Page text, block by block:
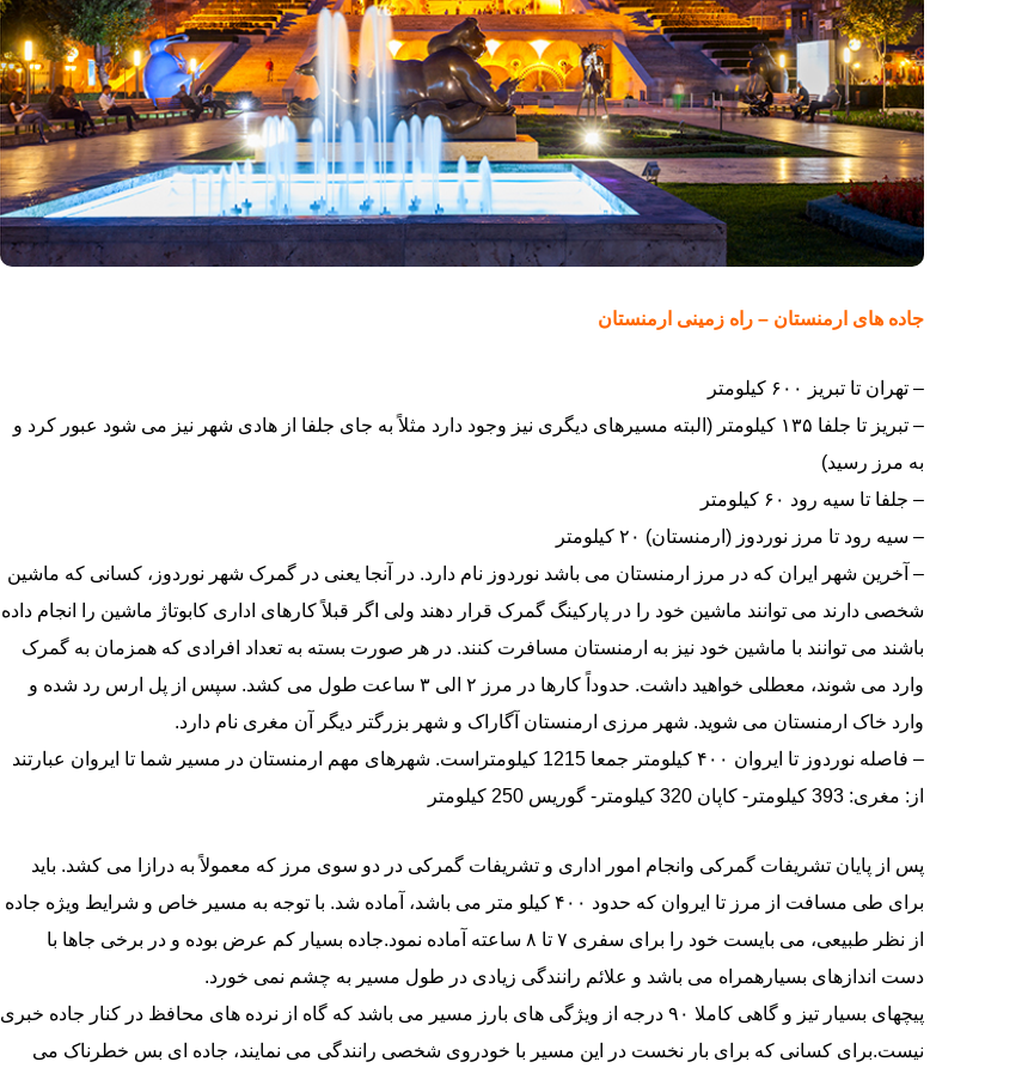
جاده های ارمنستان – راه زمینی ارمنستان
– تهران تا تبریز ۶۰۰ کیلومتر
– تبریز تا جلفا ۱۳۵ کیلومتر (البته مسیرهای دیگری نیز وجود دارد مثلاً به جای جلفا از هادی شهر نیز می شود عبور کرد و
به مرز رسید)
– جلفا تا سیه رود ۶۰ کیلومتر
– سیه رود تا مرز نوردوز (ارمنستان) ۲۰ کیلومتر
– آخرین شهر ایران که در مرز ارمنستان می باشد نوردوز نام دارد. در آنجا یعنی در گمرک شهر نوردوز، کسانی که ماشین
شخصی دارند می توانند ماشین خود را در پارکینگ گمرک قرار دهند ولی اگر قبلاً کارهای اداری کابوتاژ ماشین را انجام داده
باشند می توانند با ماشین خود نیز به ارمنستان مسافرت کنند. در هر صورت بسته به تعداد افرادی که همزمان به گمرک
وارد می شوند، معطلی خواهید داشت. حدوداً کارها در مرز ۲ الی ۳ ساعت طول می کشد. سپس از پل ارس رد شده و
وارد خاک ارمنستان می شوید. شهر مرزی ارمنستان آگاراک و شهر بزرگتر دیگر آن مغری نام دارد.
– فاصله نوردوز تا ایروان ۴۰۰ کیلومتر جمعا 1215 کیلومتراست. شهرهای مهم ارمنستان در مسیر شما تا ایروان عبارتند
از: مغری: 393 کیلومتر- کاپان 320 کیلومتر- گوریس 250 کیلومتر
پس از پایان تشریفات گمرکی وانجام امور اداری و تشریفات گمرکی در دو سوی مرز که معمولاً به درازا می کشد. باید
برای طی مسافت از مرز تا ایروان که حدود ۴٠٠ کیلو متر می باشد، آماده شد. با توجه به مسیر خاص و شرایط ویژه جاده
از نظر طبیعی، می بایست خود را برای سفری ٧ تا ٨ ساعته آماده نمود.جاده بسیار کم عرض بوده و در برخی جاها با
دست اندازهای بسیارهمراه می باشد و علائم رانندگی زیادی در طول مسیر به چشم نمی خورد.
پیچهای بسیار تیز و گاهی کاملا ٩٠ درجه از ویژگی های بارز مسیر می باشد که گاه از نرده های محافظ در کنار جاده خبری
نیست.برای کسانی که برای بار نخست در این مسیر با خودروی شخصی رانندگی می نمایند، جاده ای بس خطرناک می